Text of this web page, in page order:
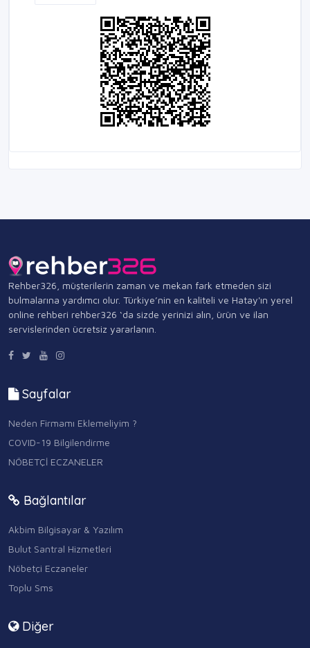
Rehber326, müşterilerin zaman ve mekan fark etmeden sizi
bulmalarına yardımcı olur. Türkiye’nin en kaliteli ve Hatay'ın yerel
online rehberi rehber326 ‘da sizde yerinizi alın, ürün ve ilan
servislerinden ücretsiz yararlanın.
Sayfalar
Neden Firmamı Eklemeliyim ?
COVID-19 Bilgilendirme
NÖBETÇİ ECZANELER
Bağlantılar
Akbim Bilgisayar & Yazılım
Bulut Santral Hizmetleri
Nöbetçi Eczaneler
Toplu Sms
Diğer